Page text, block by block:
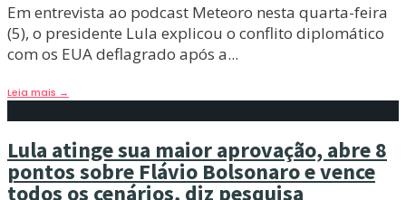
Em entrevista ao podcast Meteoro nesta quarta-feira
(5), o presidente Lula explicou o conflito diplomático
com os EUA deflagrado após a...
Leia mais →
Lula atinge sua maior aprovação, abre 8
pontos sobre Flávio Bolsonaro e vence
todos os cenários, diz pesquisa